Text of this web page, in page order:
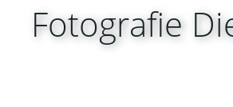
Fotografie